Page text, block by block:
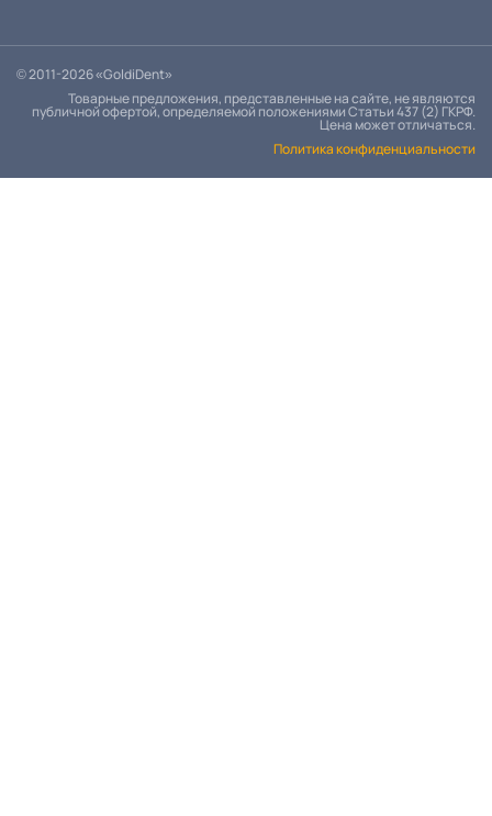
© 2011-2026 «GoldiDent»
Товарные предложения, представленные на сайте, не являются
публичной офертой, определяемой положениями Статьи 437 (2) ГКРФ.
Цена может отличаться.
Политика конфиденциальности